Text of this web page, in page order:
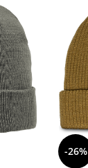
-26%